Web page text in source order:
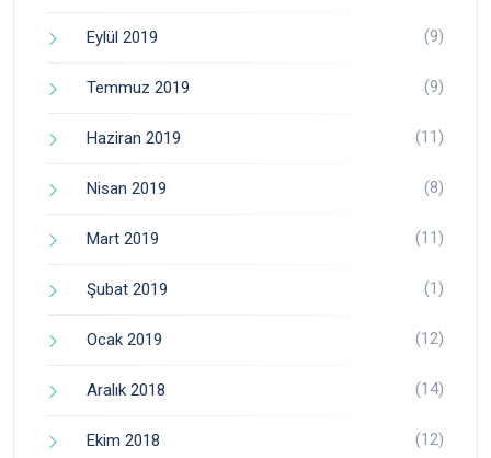
Eylül 2019 (9)
Temmuz 2019 (9)
Haziran 2019 (11)
Nisan 2019 (8)
Mart 2019 (11)
Şubat 2019 (1)
Ocak 2019 (12)
Aralık 2018 (14)
Ekim 2018 (12)